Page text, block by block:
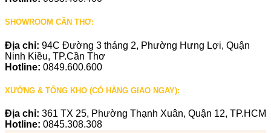
SHOWROOM CẦN THƠ:
Địa chỉ: 94C Đường 3 tháng 2, Phường Hưng Lợi, Quận
Ninh Kiều, TP.Cần Thơ
Hotline: 0849.600.600
XƯỞNG & TỔNG KHO (CÓ HÀNG GIAO NGAY):
Địa chỉ: 361 TX 25, Phường Thạnh Xuân, Quận 12, TP.HCM
Hotline: 0845.308.308